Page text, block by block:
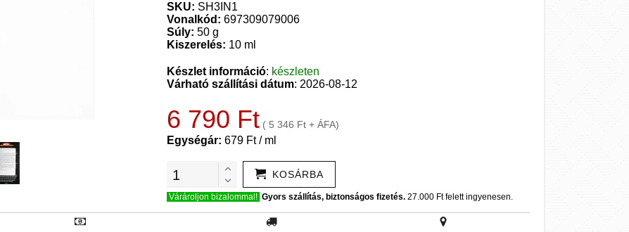
SKU: SH3IN1
Vonalkód: 697309079006
Súly: 50 g
Kiszerelés: 10 ml
Készlet információ: készleten
Várható szállítási dátum: 2026-08-12
6 790 Ft ( 5 346 Ft + ÁFA)
Egységár: 679 Ft / ml
KOSÁRBA
Várároljon bizalommal! Gyors szállítás, biztonságos fizetés. 27.000 Ft felett ingyenesen.